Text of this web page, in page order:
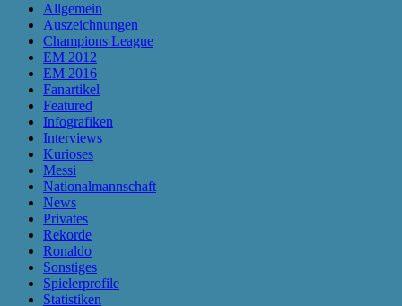
Allgemein
Auszeichnungen
Champions League
EM 2012
EM 2016
Fanartikel
Featured
Infografiken
Interviews
Kurioses
Messi
Nationalmannschaft
News
Privates
Rekorde
Ronaldo
Sonstiges
Spielerprofile
Statistiken